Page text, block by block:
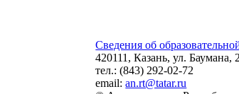
Сведения об
420111, Казань, ул. Баумана,
тел.: (843) 292-02-72
email:an.rt@tatar.ru